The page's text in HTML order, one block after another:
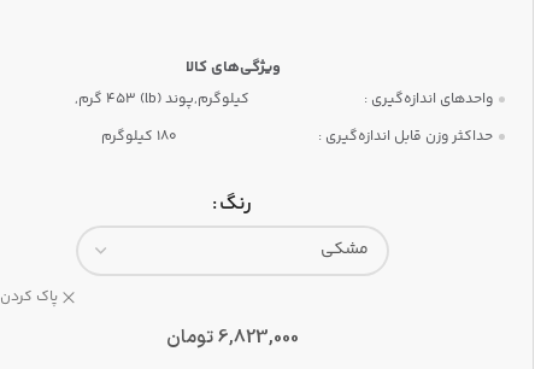
واحدهای اندازه‌گیری :
کیلوگرم,پوند (lb) 453 گرم,
حداکثر وزن قابل اندازه‌گیری :
180 کیلوگرم
رنگ
پاک کردن
6,823,000تومان